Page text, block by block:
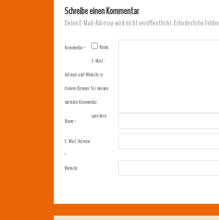
Schreibe einen Kommentar
Deine E-Mail-Adresse wird nicht veröffentlicht.Erforderliche
Kommentar*
Name*
E-Mail-Adresse
*
Website
Name,
E-Mail-
Adresse und Website in
diesem Browser für meinen
nächsten Kommentar
speichern.